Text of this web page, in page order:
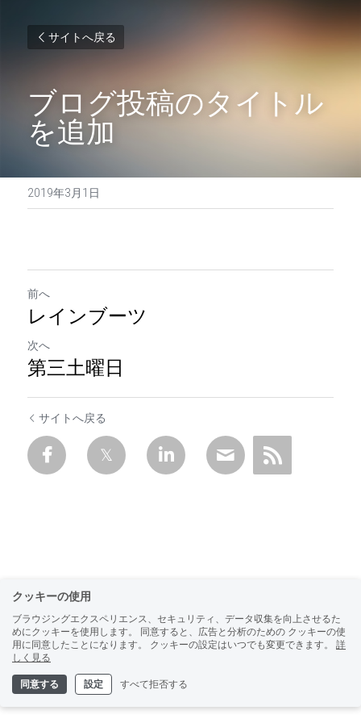
サイトへ戻る
ブログ投稿のタイトル
を追加
2019年3月1日
前へ
レインブーツ
次へ
第三土曜日
サイトへ戻る
クッキーの使用
ブラウジングエクスペリエンス、セキュリティ、データ収集を向上させるた
めにクッキーを使用します。 同意すると、広告と分析のための クッキーの使
用に同意したことになります。 クッキーの設定はいつでも変更できます。
詳
しく見る
同意する 設定 すべて拒否する